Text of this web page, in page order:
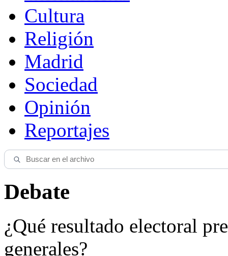
Cultura
Religión
Madrid
Sociedad
Opinión
Reportajes
Debate
¿Qué resultado electoral
generales?